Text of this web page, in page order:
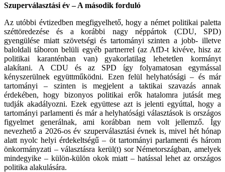
Szuperválasztási év – A második forduló
Az utóbbi évtizedben megfigyelhető, hogy a német politikai paletta
széttöredezése és a korábbi nagy néppártok (CDU, SPD)
gyengülése miatt szövetségi és tartományi szinten a jobb- illetve
baloldali táboron belüli egyéb partnerrel (az AfD-t kivéve, hisz az
politikai karanténban van) gyakorlatilag lehetetlen kormányt
alakítani. A CDU és az SPD így folyamatosan egymással
kényszerülnek együttműködni. Ezen felül helyhatósági – és már
tartományi – szinten is megjelent a taktikai szavazás annak
érdekében, hogy bizonyos politikai erők hatalomra jutását meg
tudják akadályozni. Ezek együttese azt is jelenti egyúttal, hogy a
tartományi parlamenti és már a helyhatósági választások is országos
figyelmet generálnak, ami korábban nem volt jellemző. Így
nevezhető a 2026-os év szuperválasztási évnek is, mivel hét hónap
alatt nyolc helyi érdekeltségű – öt tartományi parlamenti és három
önkormányzati – választásra kerül(t) sor Németországban, amelyek
mindegyike – külön-külön okok miatt – hatással lehet az országos
politika alakulására.